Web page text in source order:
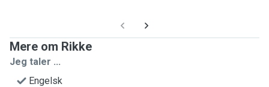
Mere om Rikke
Jeg taler ...
Engelsk